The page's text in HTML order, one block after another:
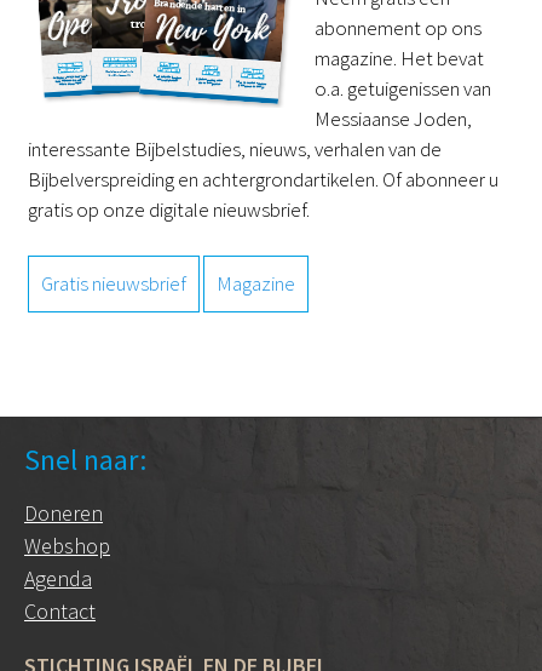
abonnement op ons
magazine. Het bevat
o.a. getuigenissen van
Messiaanse Joden,
interessante Bijbelstudies, nieuws, verhalen van de
Bijbelverspreiding en achtergrondartikelen. Of abonneer u
gratis op onze digitale nieuwsbrief.
Gratis nieuwsbrief Magazine
Snel naar:
Doneren
Webshop
Agenda
Contact
STICHTING ISRAËL EN DE BIJBEL